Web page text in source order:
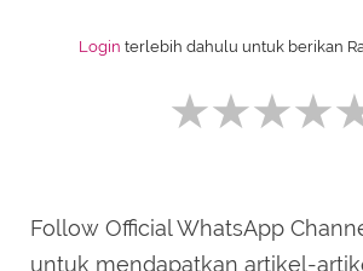
Login terlebih dahulu untuk berikan
SUBMIT REVIEW
Follow Official WhatsApp
untuk mendapatkan artikel-